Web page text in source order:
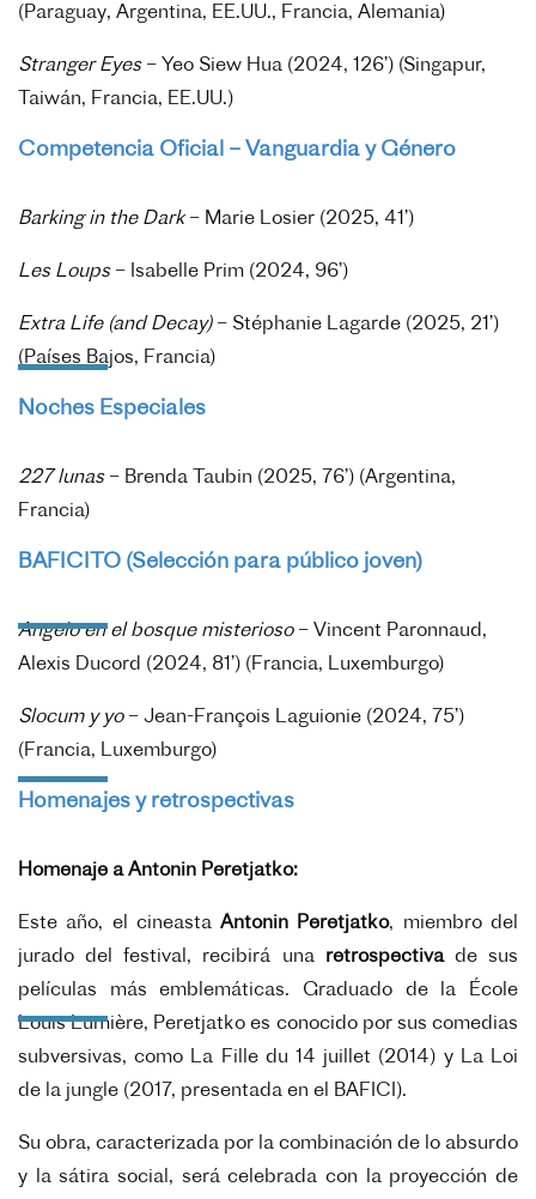
(Paraguay, Argentina, EE.UU., Francia, Alemania)
Stranger Eyes– Yeo Siew Hua (2024, 126’) (Singapur,
Taiwán, Francia, EE.UU.)
Competencia Oficial – Vanguardia y Género
Barking in the Dark– Marie Losier (2025, 41’)
Les Loups– Isabelle Prim (2024, 96’)
Extra Life (and Decay) – Stéphanie Lagarde (2025, 21’)
(Países Bajos, Francia)
Noches Especiales
227 lunas– Brenda Taubin (2025, 76’) (Argentina,
Francia)
BAFICITO (Selección para público joven)
Angelo en el bosque misterioso – Vincent Paronnaud,
Alexis Ducord (2024, 81’) (Francia, Luxemburgo)
Slocum y yo– Jean-François Laguionie (2024, 75’)
(Francia, Luxemburgo)
Homenajes y retrospectivas
Homenaje a Antonin Peretjatko:
Este año, el cineastaAntonin Peretjatko, miembro del
jurado del festival, recibirá una retrospectiva de sus
películas más emblemáticas. Graduado de la École
Louis Lumière, Peretjatko es conocido por sus comedias
subversivas, como La Fille du 14 juillet (2014) y La Loi
de la jungle (2017, presentada en el BAFICI).
Su obra, caracterizada por la combinación de lo absurdo
y la sátira social, será celebrada con la proyección de